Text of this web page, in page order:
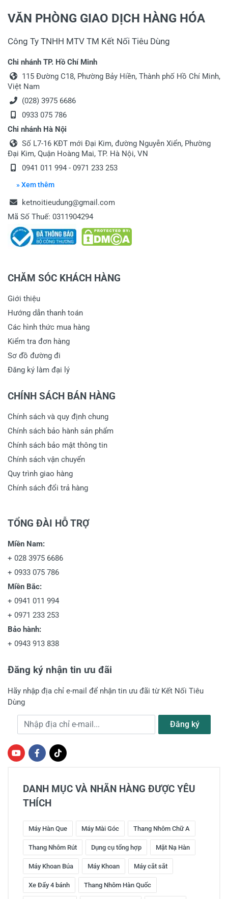
VĂN PHÒNG GIAO DỊCH HÀNG HÓA
Công Ty TNHH MTV TM Kết Nối Tiêu Dùng
Chi nhánh TP. Hồ Chí Minh
115 Đường C18, Phường Bảy Hiền, Thành phố Hồ Chí Minh,
Việt Nam
(028) 3975 6686
0933 075 786
Chi nhánh Hà Nội
Số L7-16 KĐT mới Đại Kim, đường Nguyễn Xiển, Phường
Đại Kim, Quận Hoàng Mai, TP. Hà Nội, VN
0941 011 994 - 0971 233 253
» Xem thêm
ketnoitieudung@gmail.com
Mã Số Thuế: 0311904294
CHĂM SÓC KHÁCH HÀNG
Giới thiệu
Hướng dẫn thanh toán
Các hình thức mua hàng
Kiểm tra đơn hàng
Sơ đồ đường đi
Đăng ký làm đại lý
CHÍNH SÁCH BÁN HÀNG
Chính sách và quy định chung
Chính sách bảo hành sản phẩm
Chính sách bảo mật thông tin
Chính sách vận chuyển
Quy trình giao hàng
Chính sách đổi trả hàng
TỔNG ĐÀI HỖ TRỢ
Miền Nam:
+ 028 3975 6686
+ 0933 075 786
Miền Bắc:
+ 0941 011 994
+ 0971 233 253
Bảo hành:
+ 0943 913 838
Đăng ký nhận tin ưu đãi
Hãy nhập địa chỉ e-mail để nhận tin ưu đãi từ Kết Nối Tiêu
Dùng
Địa chỉ e-mail Đăng ký
DANH MỤC VÀ NHÃN HÀNG ĐƯỢC YÊU
THÍCH
Máy Hàn Que Máy Mài Góc Thang Nhôm Chữ A
Thang Nhôm Rút Dụng cụ tổng hợp Mặt Nạ Hàn
Máy Khoan Búa Máy Khoan Máy cắt sắt
Xe Đẩy 4 bánh Thang Nhôm Hàn Quốc